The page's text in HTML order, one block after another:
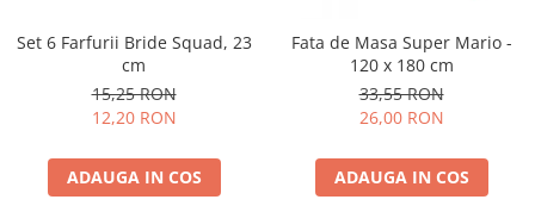
Set 6 Farfurii Bride Squad, 23
cm
15,25 RON
12,20 RON
ADAUGA IN COS
Fata de Masa Super Mario -
120 x 180 cm
33,55 RON
26,00 RON
ADAUGA IN COS